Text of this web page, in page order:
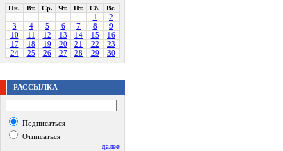
Пн. Вт. Ср. Чт. Пт. Сб. Вс.
1
2
3
4 5 6 7 8
9
10
11 12 13 14 15
16
17
18 19 20 21 22
23
24
25 26 27 28 29 30
РАССЫЛКА
Подписаться
Отписаться
далее